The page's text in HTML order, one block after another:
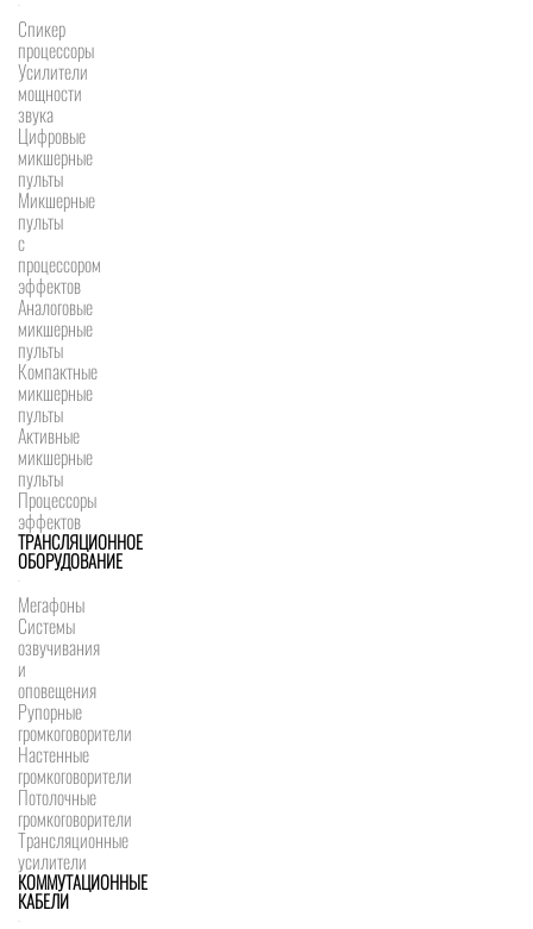
Спикер
процессоры
Усилители
мощности
звука
Цифровые
микшерные
пульты
Микшерные
пульты
с
процессором
эффектов
Аналоговые
микшерные
пульты
Компактные
микшерные
пульты
Активные
микшерные
пульты
Процессоры
эффектов
ТРАНСЛЯЦИОННОЕ
ОБОРУДОВАНИЕ
Мегафоны
Системы
озвучивания
и
оповещения
Рупорные
громкоговорители
Настенные
громкоговорители
Потолочные
громкоговорители
Трансляционные
усилители
КОММУТАЦИОННЫЕ
КАБЕЛИ